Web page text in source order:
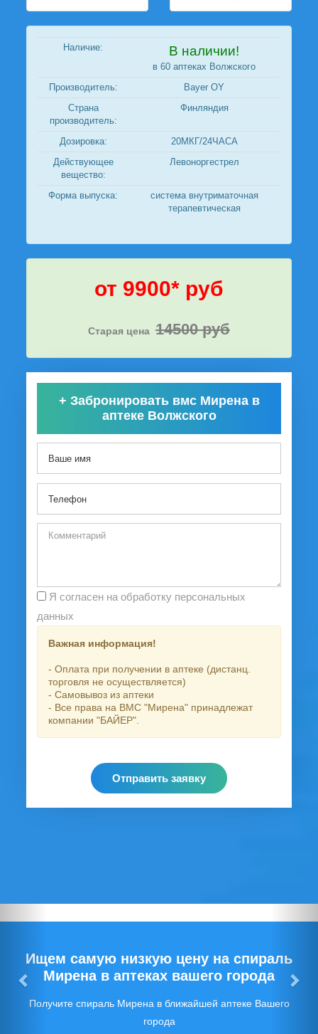
Наличие: В наличии!
в 60 аптеках Волжского
Производитель:
Bayer OY
Страна
производитель:
Финляндия
Дозировка:
20МКГ/24ЧАСА
Действующее
вещество:
Левоноргестрел
Форма выпуска:
система внутриматочная
терапевтическая
от 9900* руб
Старая цена 14500 руб
+ Забронировать вмс Мирена в
аптеке Волжского
данных
Важная информация!
- Оплата при получении в аптеке (дистанц.
торговля не осуществляется)
- Самовывоз из аптеки
- Все права на ВМС "Мирена" принадлежат
компании "БАЙЕР".
Отправить заявку
Ищем самую низкую цену на спираль
Мирена в аптеках вашего города
Получите спираль Мирена в ближайшей аптеке Вашего
города